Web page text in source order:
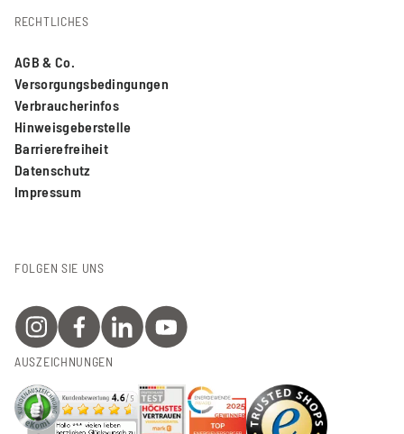
RECHTLICHES
AGB & Co.
Versorgungsbedingungen
Verbraucherinfos
Hinweisgeberstelle
Barrierefreiheit
Datenschutz
Impressum
FOLGEN SIE UNS
AUSZEICHNUNGEN